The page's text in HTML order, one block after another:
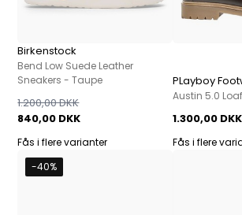
Birkenstock
Bend Low Suede Leather
Sneakers - Taupe
840,00 DKK
1.200,00 DKK
Fås i flere varianter
PLayboy
Austin 5.0
1.300,00 DKK
Fås i flere
-40%